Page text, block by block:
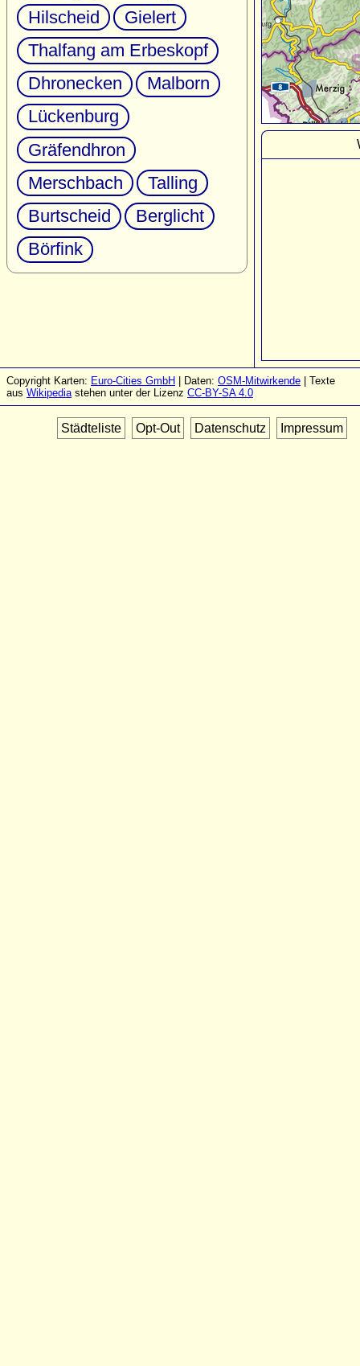
Hilscheid
Gielert
Thalfang am Erbeskopf
Dhronecken
Malborn
Lückenburg
Gräfendhron
Merschbach
Talling
Burtscheid
Berglicht
Börfink
Copyright Karten: Euro-Cities GmbH | Daten: OSM-Mitwirkende | Texte
aus Wikipediastehen unter der Lizenz CC-BY-SA 4.0
Städteliste Opt-Out Datenschutz Impressum